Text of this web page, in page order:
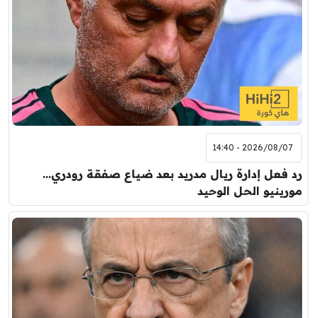
2026/08/07 - 14:40
رد فعل إدارة ريال مدريد بعد ضياع صفقة رودري…
مورينيو الحل الوحيد